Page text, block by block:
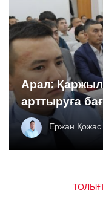
Арал:
арттыруға
Ержан Қожас